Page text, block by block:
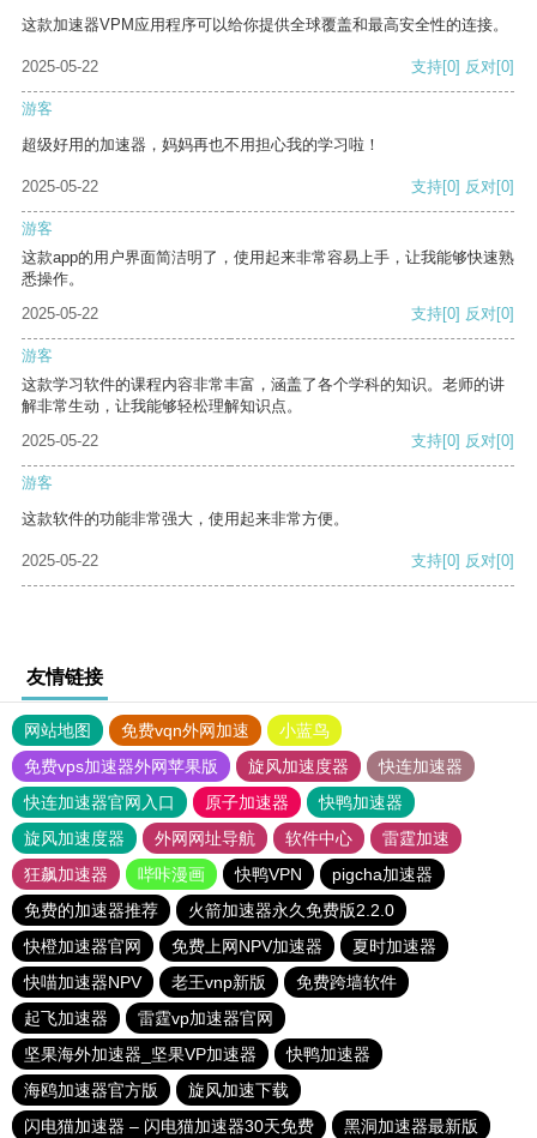
这款加速器VPM应用程序可以给你提供全球覆盖和最高安全性的连接。
2025-05-22 支持[0] 反对[0]
游客
超级好用的加速器，妈妈再也不用担心我的学习啦！
2025-05-22 支持[0] 反对[0]
游客
这款app的用户界面简洁明了，使用起来非常容易上手，让我能够快速熟
悉操作。
2025-05-22
支持[0] 反对[0]
游客
这款学习软件的课程内容非常丰富，涵盖了各个学科的知识。老师的讲
解非常生动，让我能够轻松理解知识点。
2025-05-22
支持[0] 反对[0]
游客
这款软件的功能非常强大，使用起来非常方便。
2025-05-22 支持[0] 反对[0]
友情链接
网站地图 免费vqn外网加速
小蓝鸟
免费vps加速器外网苹果版
旋风加速度器
快连加速器
快连加速器官网入口
原子加速器
快鸭加速器
旋风加速度器
外网网址导航 软件中心
雷霆加速
狂飙加速器
哔咔漫画 快鸭VPN
pigcha加速器
免费的加速器推荐
火箭加速器永久免费版2.2.0
快橙加速器官网
免费上网NPV加速器
夏时加速器
快喵加速器NPV
老王vnp新版
免费跨墙软件
起飞加速器
雷霆vp加速器官网
坚果海外加速器_坚果VP加速器
快鸭加速器
海鸥加速器官方版
旋风加速下载
闪电猫加速器 – 闪电猫加速器30天免费
黑洞加速器最新版